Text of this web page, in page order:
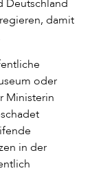
Deutschland
damit
oder
Ministerin
in der